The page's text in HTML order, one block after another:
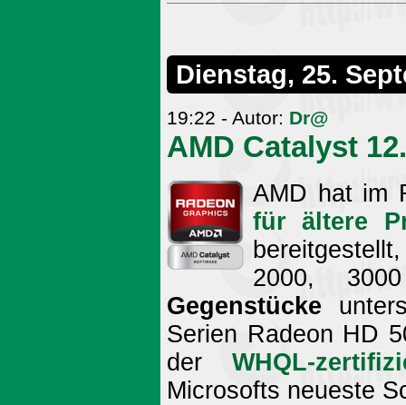
Dienstag, 25.
19:22 - Autor: Dr@
AMD Catalyst
AMD hat im
für ältere
2000,
Gegenstücke
Serien Radeon HD
der WHQL-
Microsofts neueste